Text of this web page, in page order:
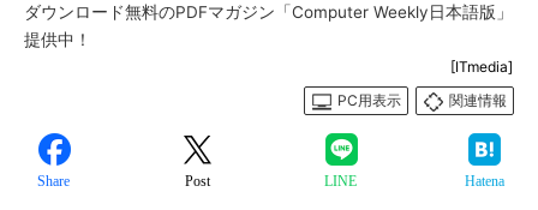
ダウンロード無料のPDFマガジン「Computer Weekly日本語版」
提供中！
[ITmedia]
PC用表示
関連情報
Share Post LINE Hatena